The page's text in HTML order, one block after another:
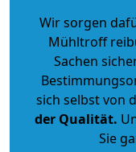
Wir sorgen
Mühltroff
Sachen
sich selbst von
der Qualität.
Sie